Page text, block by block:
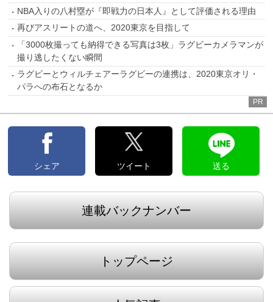
NBA入りの八村塁が『即戦力の日本人』として評価される理由
再びアスリートの道へ、2020東京を目指して
「3000枚撮っても納得できる写真は3枚」ラグビーカメラマンが
撮り逃したくない瞬間
ラグビーとウィルチェアーラグビーの連携は、2020東京オリ・
パラへの布石となるか
PR
シェア ツイート 送る
連載バックナンバー
トップページ